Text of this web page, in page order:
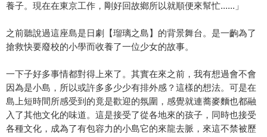
養子。現在在東京工作，剛好回故鄉所以就順便來幫忙......」
之前聽說過這座島是日劇【瑠璃之島】的背景舞台。是一齣為了
搶救快要廢校的小學而收養了一位少女的故事。
一下子好多事情都對得上來了。其實在來之前，我有想過會不會
因為是小島，所以或許多多少少有排外感？這樣的想法。可是在
島上短時間所感受到的竟是歡迎的氛圍，感覺就連蕎麥麵也都融
入了其他文化的味道。這是接受了從各地來的孩子，同時也接受
各種文化，成為了有包容力的小島它的來龍去脈，來這不禁被歷